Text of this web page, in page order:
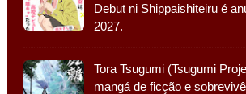
Debut ni Shippaishiteiru é
2027.
Tora Tsugumi (Tsugumi
mangá de ficção e